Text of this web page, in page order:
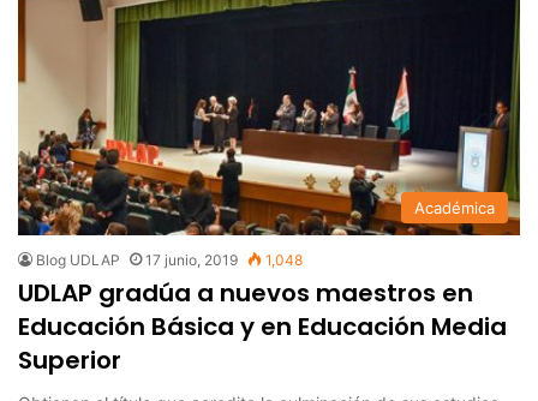
Académica
Blog UDLAP 17 junio, 2019 1,048
UDLAP gradúa a nuevos maestros en
Educación Básica y en Educación Media
Superior